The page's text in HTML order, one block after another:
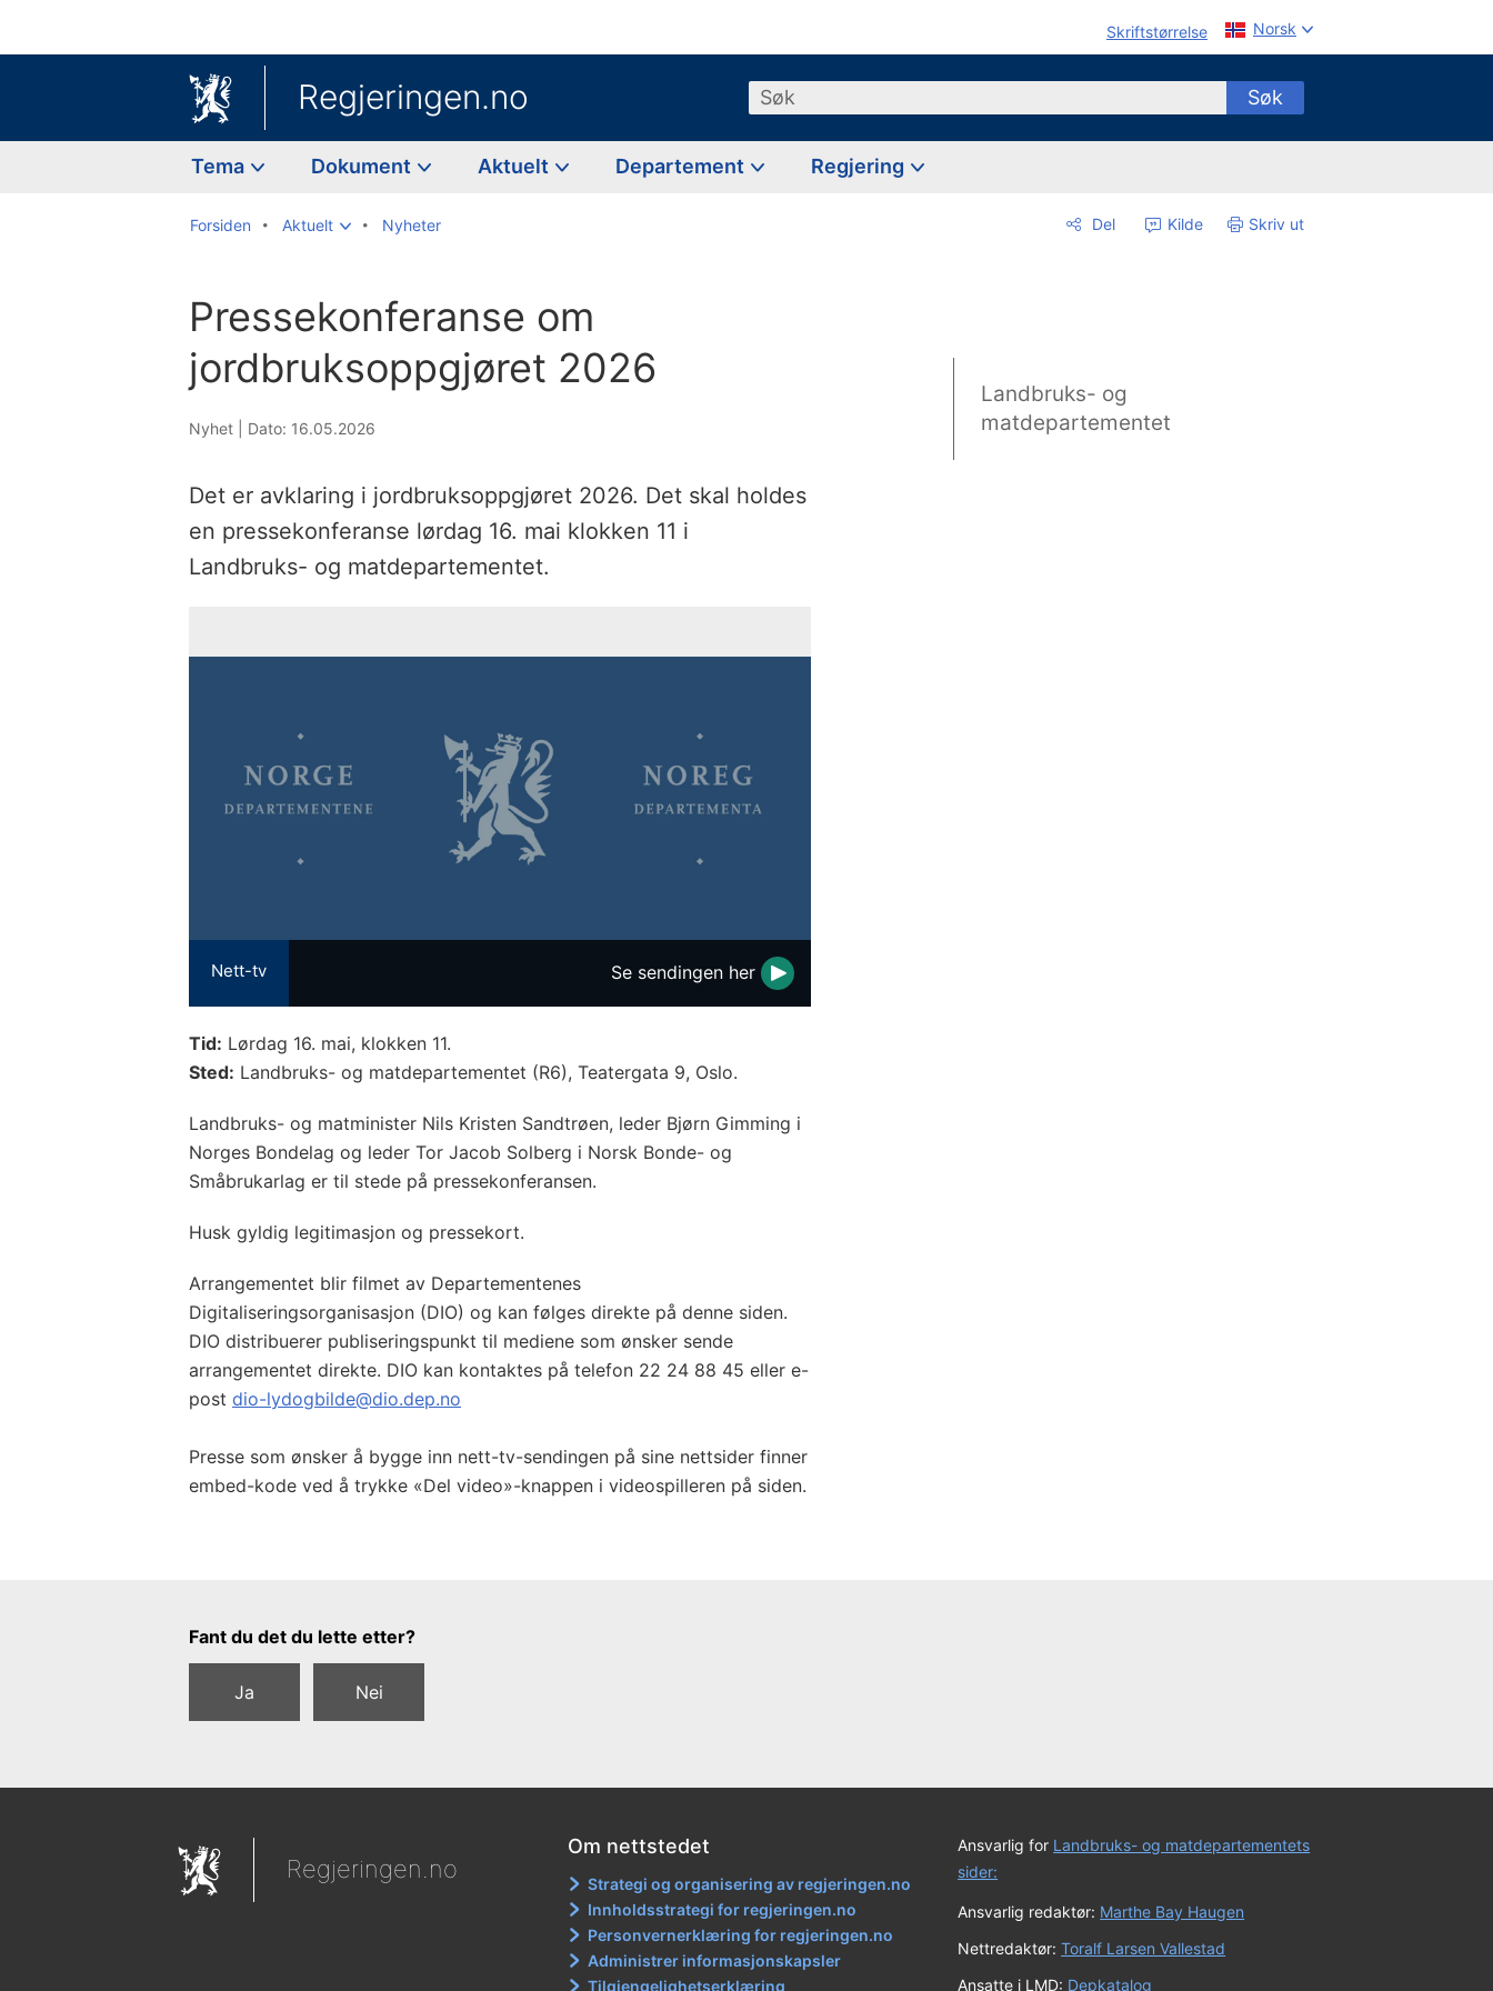
Skriftstørrelse Norsk
Regjeringen.no Søk Søk
Tema Dokument Aktuelt Departement Regjering
Forsiden Aktuelt Nyheter Del Kilde Skriv ut
Pressekonferanse om
jordbruksoppgjøret 2026
Nyhet | Dato: 16.05.2026
Det er avklaring i jordbruksoppgjøret 2026. Det skal holdes
en pressekonferanse lørdag 16. mai klokken 11 i
Landbruks- og matdepartementet.
Nett-tv Se sendingen her
Tid: Lørdag 16. mai, klokken 11.
Sted: Landbruks- og matdepartementet (R6), Teatergata 9, Oslo.
Landbruks- og matminister Nils Kristen Sandtrøen, leder Bjørn Gimming i
Norges Bondelag og leder Tor Jacob Solberg i Norsk Bonde- og
Småbrukarlag er til stede på pressekonferansen.
Husk gyldig legitimasjon og pressekort.
Arrangementet blir filmet av Departementenes
Digitaliseringsorganisasjon (DIO) og kan følges direkte på denne siden.
DIO distribuerer publiseringspunkt til mediene som ønsker sende
arrangementet direkte. DIO kan kontaktes på telefon 22 24 88 45 eller e-
post dio-lydogbilde@dio.dep.no
Presse som ønsker å bygge inn nett-tv-sendingen på sine nettsider finner
embed-kode ved å trykke «Del video»-knappen i videospilleren på siden.
Landbruks- og
matdepartementet
Tilbakemeldingsskjema
Fant du det du lette etter?
Ja Nei
Regjeringen.no
Om nettstedet
Strategi og organisering av regjeringen.no
Innholdsstrategi for regjeringen.no
Personvernerklæring for regjeringen.no
Administrer informasjonskapsler
Tilgjengelighetserklæring
Ansvarlig for Landbruks- og matdepartementets
sider:
Ansvarlig redaktør: Marthe Bay Haugen
Nettredaktør:Toralf Larsen Vallestad
Ansatte i LMD: Depkatalog